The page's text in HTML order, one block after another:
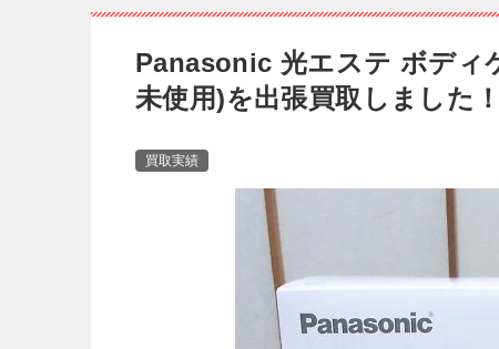
Panasonic 光エステ ボディ
未使用)を出張買取しました！
買取実績